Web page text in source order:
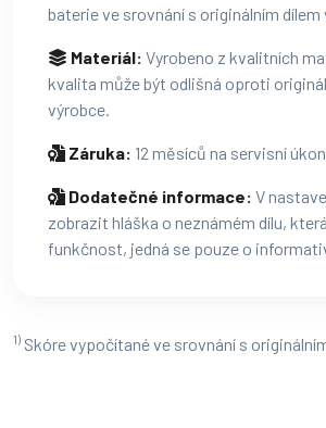
baterie ve srovnání s originálním dílem
Materiál: Vyrobeno z kvalitních
kvalita může být odlišná oproti
výrobce.
Záruka: 12 měsíců na servisní
Dodatečné informace: V
zobrazit hláška o neznámém dílu,
funkčnost, jedná se pouze o
1) Skóre vypočítané ve srovnání s